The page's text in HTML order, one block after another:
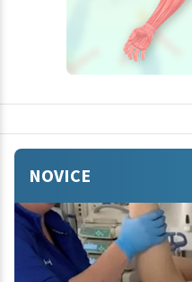
NOVICE